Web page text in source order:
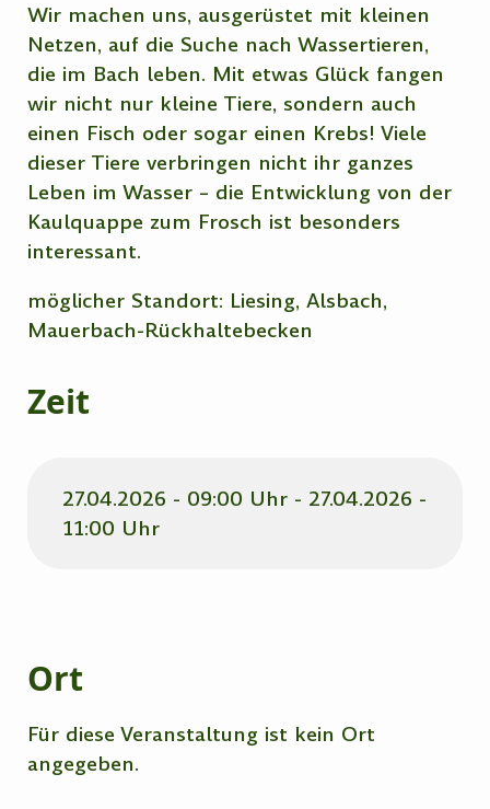
Wir machen uns, ausgerüstet mit kleinen
Netzen, auf die Suche nach Wassertieren,
die im Bach leben. Mit etwas Glück fangen
wir nicht nur kleine Tiere, sondern auch
einen Fisch oder sogar einen Krebs! Viele
dieser Tiere verbringen nicht ihr ganzes
Leben im Wasser – die Entwicklung von der
Kaulquappe zum Frosch ist besonders
interessant.
möglicher Standort: Liesing, Alsbach,
Mauerbach-Rückhaltebecken
Zeit
27.04.2026 - 09:00 Uhr - 27.04.2026 -
11:00 Uhr
Ort
Für diese Veranstaltung ist kein Ort
angegeben.